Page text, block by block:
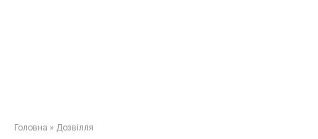
Головна » Дозвілля